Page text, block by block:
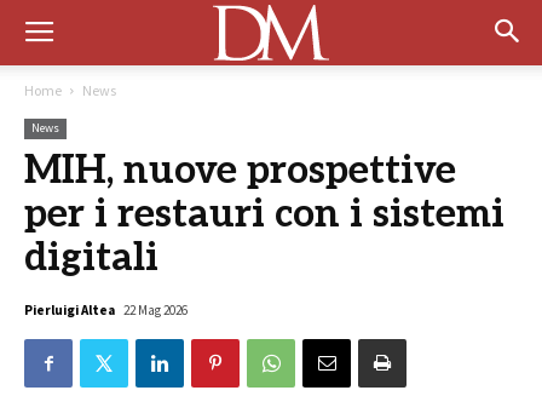
Home News
News
MIH, nuove prospettive
per i restauri con i sistemi
digitali
Pierluigi Altea 22 Mag 2026